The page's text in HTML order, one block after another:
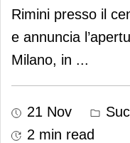
Rimini presso il
e annuncia
Milano, in ...
21 Nov
2 min read